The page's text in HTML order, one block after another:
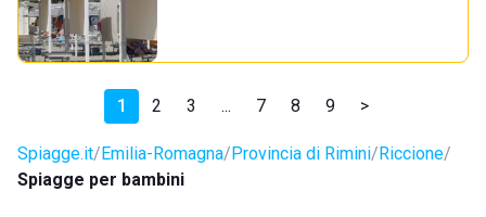
1 2 3 ... 7 8 9 >
Spiagge.it Emilia-Romagna Provincia di Rimini Riccione
Spiagge per bambini